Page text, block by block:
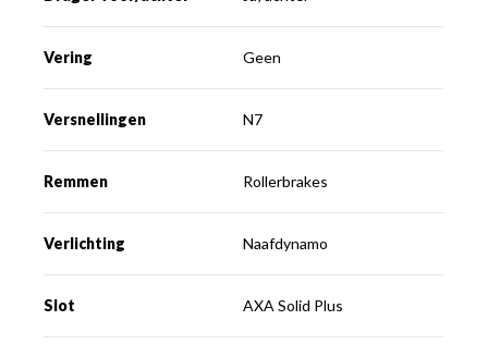
Vering Geen
Versnellingen N7
Remmen Rollerbrakes
Verlichting Naafdynamo
Slot AXA Solid Plus